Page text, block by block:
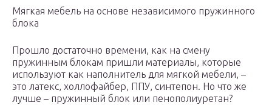
Мягкая мебель на основе независимого пружинного
блока
Прошло достаточно времени, как на смену
пружинным блокам пришли материалы, которые
используют как наполнитель для мягкой мебели, –
это латекс, холлофайбер, ППУ, синтепон. Но что же
лучше – пружинный блок или пенополиуретан?